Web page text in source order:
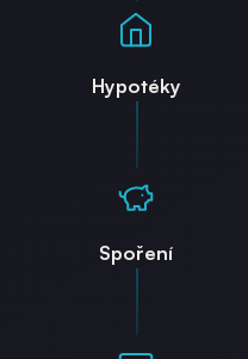
Hypotéky
Spoření